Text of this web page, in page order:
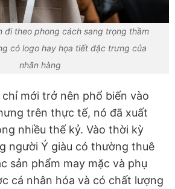
đi theo phong cách sang trọng thầm
có logo hay họa tiết đặc trưng của
nhãn hàng
mới trở nên phổ biến vào
trên thực tế, nó đã xuất
nhiều thế kỷ. Vào thời kỳ
người Ý giàu có thường thuê
sản phẩm may mặc và phụ
cá nhân hóa và có chất lượng